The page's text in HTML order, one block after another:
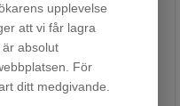
upplevelse
att vi får lagra
absolut
För
ditt medgivande.
FS1425U500